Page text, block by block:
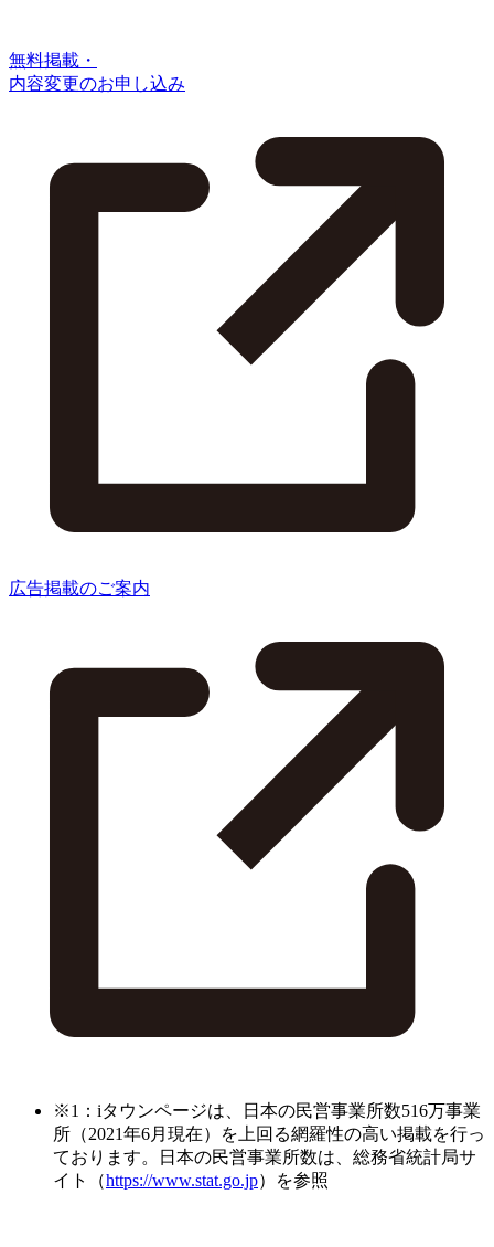
無料掲載・
内容変更のお申し込み
広告掲載のご案内
※1：iタウンページは、日本の民営事業所数516万事業
所（2021年6月現在）を上回る網羅性の高い掲載を行っ
ております。日本の民営事業所数は、総務省統計局サ
イト（https://www.stat.go.jp）を参照